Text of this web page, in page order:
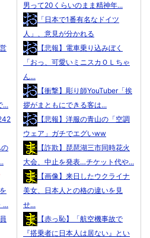
...
の
...
男って20くらいのまま精神年...
「日本で1番有名なドイツ
人」、意見が分かれる
【悲報】電車乗り込みぼく
「おっ、可愛いミニスカＯＬちゃ
ん...
【衝撃】彫り師YouTuber「挨
拶がまともにできる客は...
【悲報】洋服の青山の「空調
ウェア」ガチでエグいww
【詐欺】琵琶湖三市同時花火
大会、中止を発表…チケット代や...
【画像】来日したウクライナ
美女、日本人との格の違いを見
せ...
【赤っ恥】「航空機事故で
『搭乗者に日本人は居ない』とい